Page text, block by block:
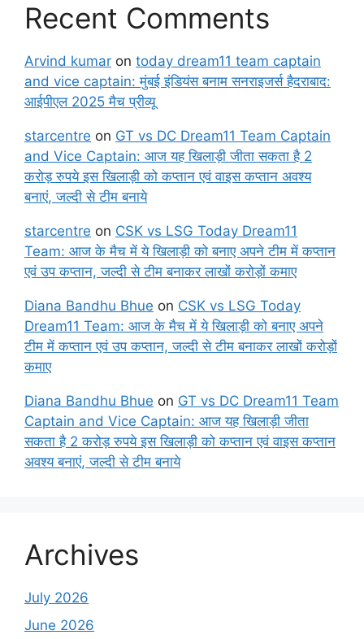
Recent Comments
Arvind kumar on today dream11 team captain
and vice captain: मुंबई इंडियंस बनाम सनराइजर्स हैदराबाद:
आईपीएल 2025 मैच प्रीव्यू
starcentre on GT vs DC Dream11 Team Captain
and Vice Captain: आज यह खिलाड़ी जीता सकता है 2
करोड़ रुपये इस खिलाड़ी को कप्तान एवं वाइस कप्तान अवश्य
बनाएं, जल्दी से टीम बनाये
starcentre on CSK vs LSG Today Dream11
Team: आज के मैच में ये खिलाड़ी को बनाए अपने टीम में कप्तान
एवं उप कप्तान, जल्दी से टीम बनाकर लाखों करोड़ों कमाए
Diana Bandhu Bhue on CSK vs LSG Today
Dream11 Team: आज के मैच में ये खिलाड़ी को बनाए अपने
टीम में कप्तान एवं उप कप्तान, जल्दी से टीम बनाकर लाखों करोड़ों
कमाए
Diana Bandhu Bhue on GT vs DC Dream11 Team
Captain and Vice Captain: आज यह खिलाड़ी जीता
सकता है 2 करोड़ रुपये इस खिलाड़ी को कप्तान एवं वाइस कप्तान
अवश्य बनाएं, जल्दी से टीम बनाये
Archives
July 2026
June 2026